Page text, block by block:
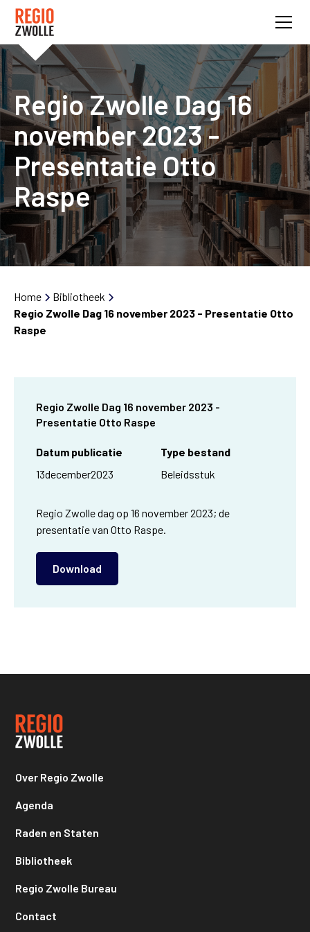
Regio Zwolle Dag 16
november 2023 -
Presentatie Otto
Raspe
Home
Bibliotheek
Regio Zwolle Dag 16 november 2023 - Presentatie Otto
Raspe
Regio Zwolle Dag 16 november 2023 -
Presentatie Otto Raspe
Datum publicatie
13december2023
Type bestand
Beleidsstuk
Regio Zwolle dag op 16 november 2023; de
presentatie van Otto Raspe.
Download
Over Regio Zwolle
Agenda
Raden en Staten
Bibliotheek
Regio Zwolle Bureau
Contact